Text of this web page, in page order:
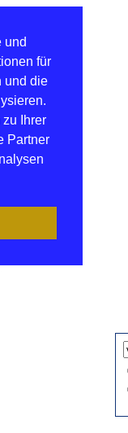
und
für
und die
Ihrer
Partner